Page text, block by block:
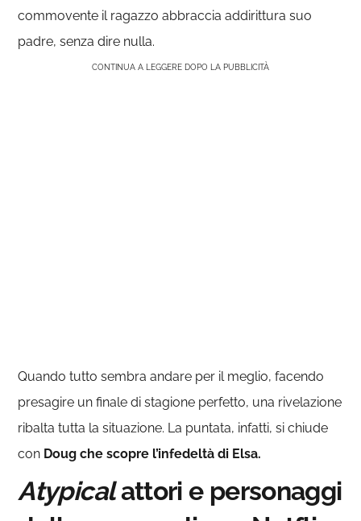
commovente il ragazzo abbraccia addirittura suo
padre, senza dire nulla.
CONTINUA A LEGGERE DOPO LA PUBBLICITÀ
Quando tutto sembra andare per il meglio, facendo
presagire un finale di stagione perfetto, una rivelazione
ribalta tutta la situazione. La puntata, infatti, si chiude
con Doug che scopre l’infedeltà di Elsa.
Atypicalattori e personaggi